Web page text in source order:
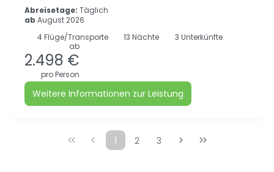
Abreisetage: Täglich
ab August 2026
4Flüge/Transporte 13 Nächte
3 Unterkünfte
ab
2.498 €
pro Person
Weitere Informationen zur Leistung
1 2 3